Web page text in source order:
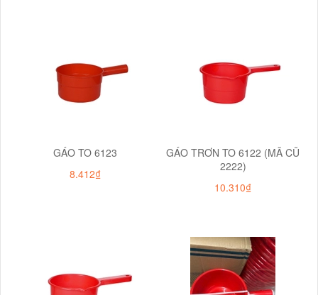
GÁO TO 6123
8.412₫
GÁO TRƠN TO 6122 (MÃ CŨ
2222)
10.310₫